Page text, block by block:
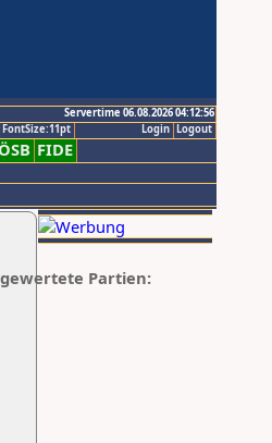
Servertime 06.08.2026 04:12:56
Logout
Login
FontSize:11pt
FIDE
gewertete Partien: